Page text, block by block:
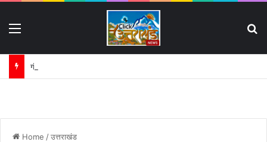
गंगा की बदहाली पर कृष्णकान्त के पत्र का असर:
Home /उत्तराखंड